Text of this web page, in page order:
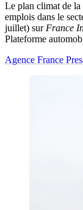
Le plan climat de la
emplois dans le
juillet) sur France
Plateforme
Agence France